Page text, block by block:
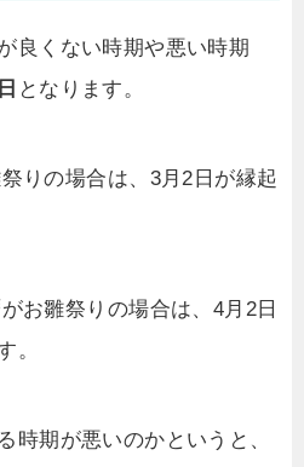
良くない時期や悪い時期
となります。
りの場合は、3月2日が縁起
お雛祭りの場合は、4月2日
。
時期が悪いのかというと、